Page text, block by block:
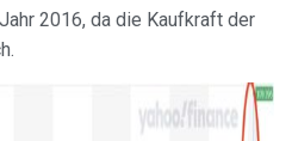
2016, da die Kaufkraft der